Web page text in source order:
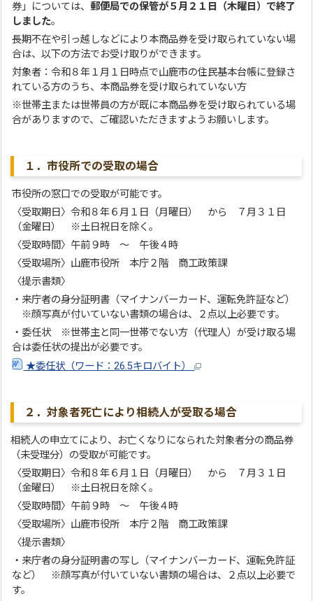
券」については、郵便局での保管が５月２１日（木曜日）で終了
しました。
長期不在や引っ越しなどにより本商品券を受け取られていない場
合は、以下の方法でお受け取りができます。
対象者：令和８年１月１日時点で山鹿市の住民基本台帳に登録さ
れている方のうち、本商品券を受け取られていない方
※世帯主または世帯員の方が既に本商品券を受け取られている場
合がありますので、ご確認いただきますようお願いします。
１．市役所での受取の場合
市役所の窓口での受取が可能です。
〈受取期日〉令和８年６月１日（月曜日） から ７月３１日
（金曜日） ※土日祝日を除く。
〈受取時間〉午前９時 ～ 午後４時
〈受取場所〉山鹿市役所 本庁２階 商工政策課
〈提示書類〉
・来庁者の身分証明書（マイナンバーカード、運転免許証など）
※顔写真が付いていない書類の場合は、２点以上必要です。
・委任状 ※世帯主と同一世帯でない方（代理人）が受け取る場
合は委任状の提出が必要です。
★委任状（ワード：26.5キロバイト）
２．対象者死亡により相続人が受取る場合
相続人の申立てにより、お亡くなりになられた対象者分の商品券
（未受理分）の受取が可能です。
〈受取期日〉令和８年６月１日（月曜日） から ７月３１日
（金曜日） ※土日祝日を除く。
〈受取時間〉午前９時 ～ 午後４時
〈受取場所〉山鹿市役所 本庁２階 商工政策課
〈提示書類〉
・来庁者の身分証明書の写し（マイナンバーカード、運転免許証
など） ※顔写真が付いていない書類の場合は、２点以上必要で
す。